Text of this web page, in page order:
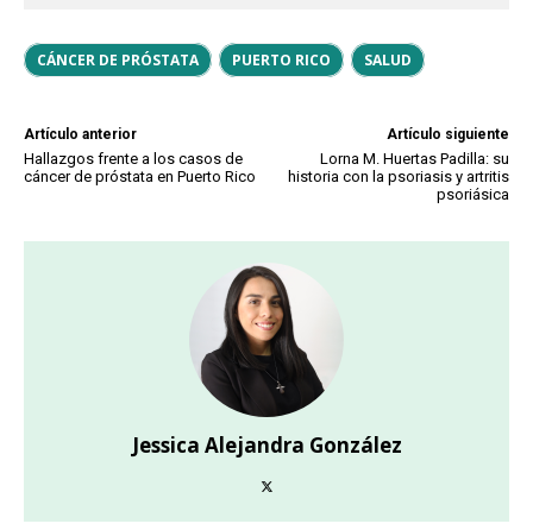
CÁNCER DE PRÓSTATA PUERTO RICO SALUD
Artículo anterior
Hallazgos frente a los casos de
cáncer de próstata en Puerto Rico
Artículo siguiente
Lorna M. Huertas Padilla: su
historia con la psoriasis y artritis
psoriásica
Jessica Alejandra González